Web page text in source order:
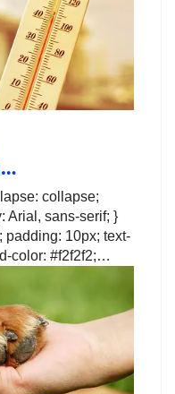
collapse;
Arial, sans-serif; }
padding: 10px; text-
color: #f2f2f2;…